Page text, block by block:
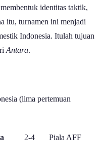
identitas taktik,
itu, turnamen ini menjadi
Indonesia. Itulah tujuan
Antara.
(lima pertemuan
2-4 Piala AFF